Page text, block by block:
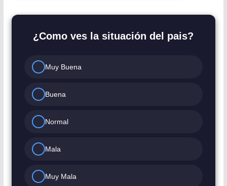
¿Como ves la situación del pais?
Muy Buena
Buena
Normal
Mala
Muy Mala